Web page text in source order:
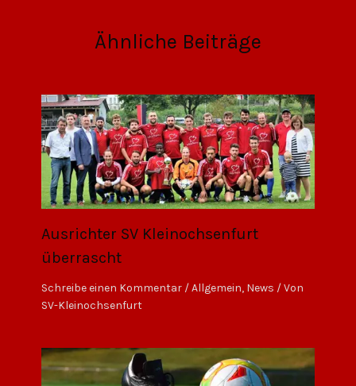
Ähnliche Beiträge
Ausrichter SV Kleinochsenfurt
überrascht
Schreibe einen Kommentar /Allgemein, News / Von
SV-Kleinochsenfurt